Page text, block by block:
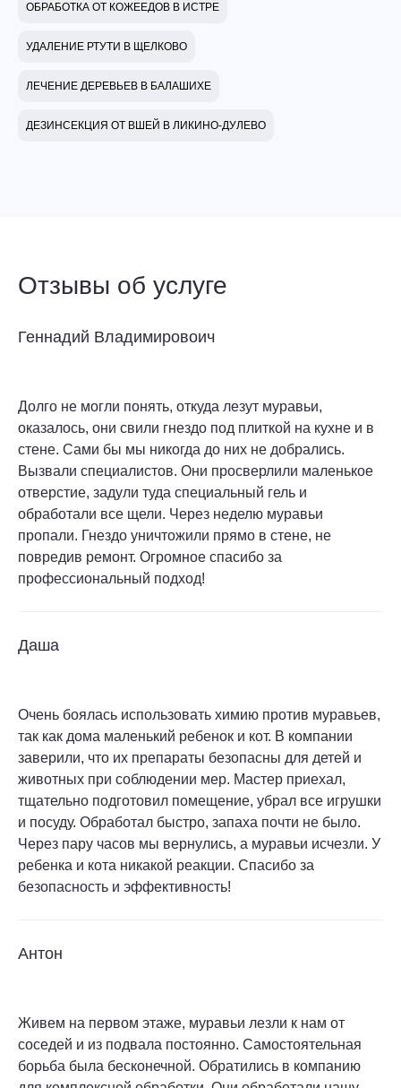
ОБРАБОТКА ОТ КОЖЕЕДОВ В ИСТРЕ
УДАЛЕНИЕ РТУТИ В ЩЕЛКОВО
ЛЕЧЕНИЕ ДЕРЕВЬЕВ В БАЛАШИХЕ
ДЕЗИНСЕКЦИЯ ОТ ВШЕЙ В ЛИКИНО-ДУЛЕВО
Отзывы об услуге
Геннадий Владимировоич
Долго не могли понять, откуда лезут муравьи,
оказалось, они свили гнездо под плиткой на кухне и в
стене. Сами бы мы никогда до них не добрались.
Вызвали специалистов. Они просверлили маленькое
отверстие, задули туда специальный гель и
обработали все щели. Через неделю муравьи
пропали. Гнездо уничтожили прямо в стене, не
повредив ремонт. Огромное спасибо за
профессиональный подход!
Даша
Очень боялась использовать химию против муравьев,
так как дома маленький ребенок и кот. В компании
заверили, что их препараты безопасны для детей и
животных при соблюдении мер. Мастер приехал,
тщательно подготовил помещение, убрал все игрушки
и посуду. Обработал быстро, запаха почти не было.
Через пару часов мы вернулись, а муравьи исчезли. У
ребенка и кота никакой реакции. Спасибо за
безопасность и эффективность!
Антон
Живем на первом этаже, муравьи лезли к нам от
соседей и из подвала постоянно. Самостоятельная
борьба была бесконечной. Обратились в компанию